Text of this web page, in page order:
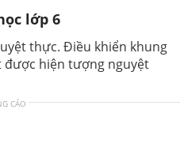
lớp 6
thực. Điều khiển khung
được hiện tượng nguyệt
CÁO